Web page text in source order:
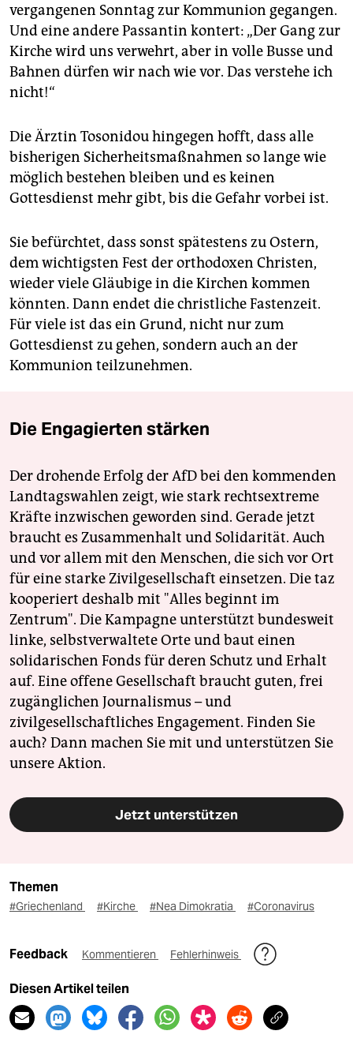
vergangenen Sonntag zur Kommunion gegangen.
Und eine andere Passantin kontert: „Der Gang zur
Kirche wird uns verwehrt, aber in volle Busse und
Bahnen dürfen wir nach wie vor. Das verstehe ich
nicht!“
Die Ärztin Tosonidou hingegen hofft, dass alle
bisherigen Sicherheitsmaßnahmen so lange wie
möglich bestehen bleiben und es keinen
Gottesdienst mehr gibt, bis die Gefahr vorbei ist.
Sie befürchtet, dass sonst spätestens zu Ostern,
dem wichtigsten Fest der orthodoxen Christen,
wieder viele Gläubige in die Kirchen kommen
könnten. Dann endet die christliche Fastenzeit.
Für viele ist das ein Grund, nicht nur zum
Gottesdienst zu gehen, sondern auch an der
Kommunion teilzunehmen.
Die Engagierten stärken
Der drohende Erfolg der AfD bei den kommenden
Landtagswahlen zeigt, wie stark rechtsextreme
Kräfte inzwischen geworden sind. Gerade jetzt
braucht es Zusammenhalt und Solidarität. Auch
und vor allem mit den Menschen, die sich vor Ort
für eine starke Zivilgesellschaft einsetzen. Die taz
kooperiert deshalb mit "Alles beginnt im
Zentrum". Die Kampagne unterstützt bundesweit
linke, selbstverwaltete Orte und baut einen
solidarischen Fonds für deren Schutz und Erhalt
auf. Eine offene Gesellschaft braucht guten, frei
zugänglichen Journalismus – und
zivilgesellschaftliches Engagement. Finden Sie
auch? Dann machen Sie mit und unterstützen Sie
unsere Aktion.
Jetzt unterstützen
Themen
#Griechenland #Kirche #Nea Dimokratia #Coronavirus
Feedback Kommentieren Fehlerhinweis
Diesen Artikel teilen